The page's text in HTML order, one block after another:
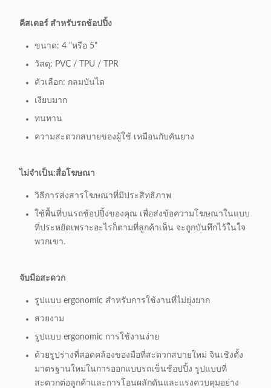
คีสเตอร์ สําหรับรถช้อปปิ้ง
ขนาด: 4 "หรือ 5"
วัสดุ: PVC / TPU / TPR
ตัวเลือก: กลมบันได
เงียบมาก
ทนทาน
ความสะดวกสบายของผู้ใช้ เหมือนกับคันยาง
ไม่จําเป็น:สื่อโฆษณา
วิธีการส่งสารโฆษณาที่มีประสิทธิภาพ
ใช้พื้นที่บนรถช้อปปิ้งของคุณ เพื่อส่งข้อความโฆษณาในแบบ
ที่ประหยัดเพราะอะไรก็ตามที่ลูกค้าเห็น จะถูกบันทึกไว้ในใจ
พวกเขา.
จับมือสะดวก
รูปแบบ ergonomic สําหรับการใช้งานที่ไม่ยุ่งยาก
สวยงาม
รูปแบบ ergonomic การใช้งานง่าย
ด้วยรูปร่างที่สอดคล้องของมือที่สะดวกสบายใหม่ จินเชิงตั้ง
มาตรฐานใหม่ในการออกแบบรถเข็นช้อปปิ้ง รูปแบบที่
สะดวกต่อลูกค้าและการโอนผลักดันและแรงควบคุมอย่าง